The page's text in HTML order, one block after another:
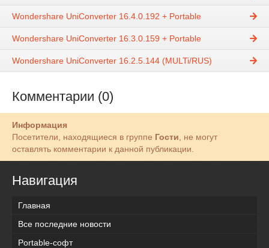
Wondershare UniConverter 16.4.0.192 + Portable
Wondershare UniConverter 16.3.0.159 + Portable
Wondershare UniConverter 16.2.5.144 (MULTi/RUS)
Комментарии (0)
Информация
Посетители, находящиеся в группе Гости , не могут
оставлять комментарии к данной публикации.
Навигация
Главная
Все последние новости
Portable-софт